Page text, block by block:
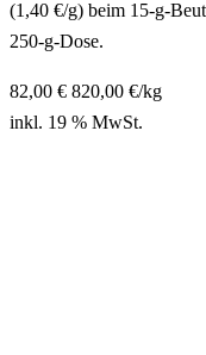
(1,40 €/g) beim 15-g-
250-g-Dose.
82,00 € 820,00 €/kg
inkl. 19 % MwSt.